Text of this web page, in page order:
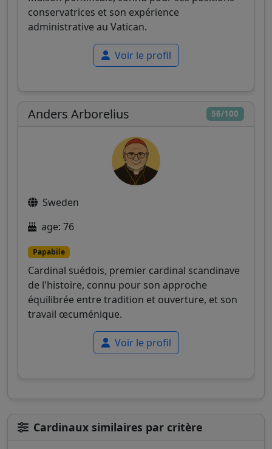
conservatrices et son expérience
administrative au Vatican.
Voir le profil
56/100
Anders Arborelius
Sweden
age: 76
Papabile
Cardinal suédois, premier cardinal scandinave
de l'histoire, connu pour son approche
équilibrée entre tradition et ouverture, et son
travail œcuménique.
Voir le profil
Cardinaux similaires par critère